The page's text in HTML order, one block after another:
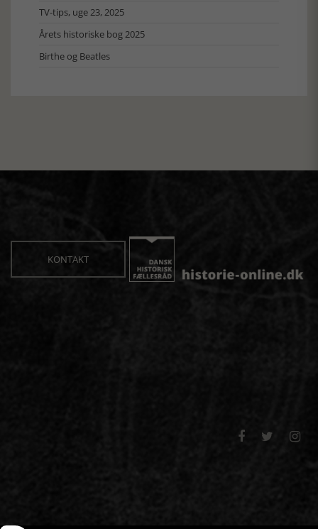
TV-tips, uge 23, 2025
Årets historiske bog 2025
Birthe og Beatles
KONTAKT
  